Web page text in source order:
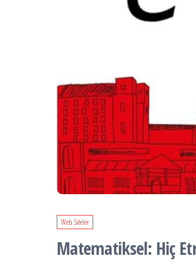
Web Siteler
Matematiksel: Hiç